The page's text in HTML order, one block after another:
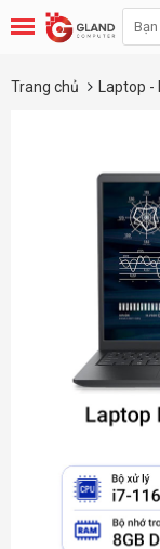
Trang chủ Laptop